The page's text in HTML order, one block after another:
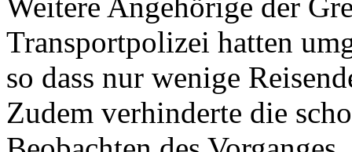
Transportpolizei hatten
so dass nur wenige
Zudem verhinderte die